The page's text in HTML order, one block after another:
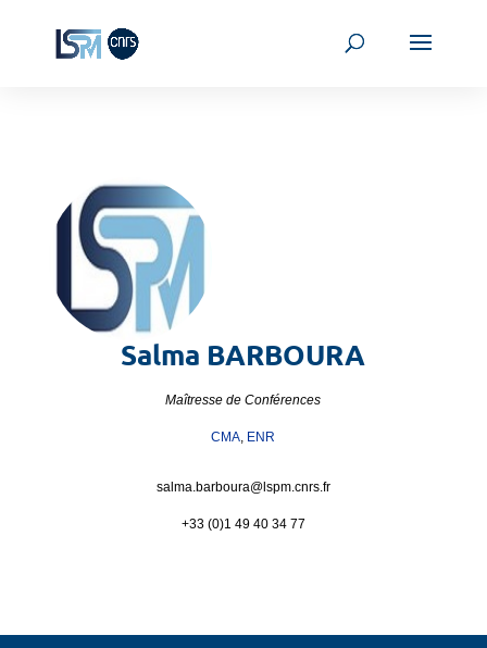
Salma BARBOURA
Maîtresse de Conférences
CMA, ENR
salma.barboura@lspm.cnrs.fr
+33 (0)1 49 40 34 77